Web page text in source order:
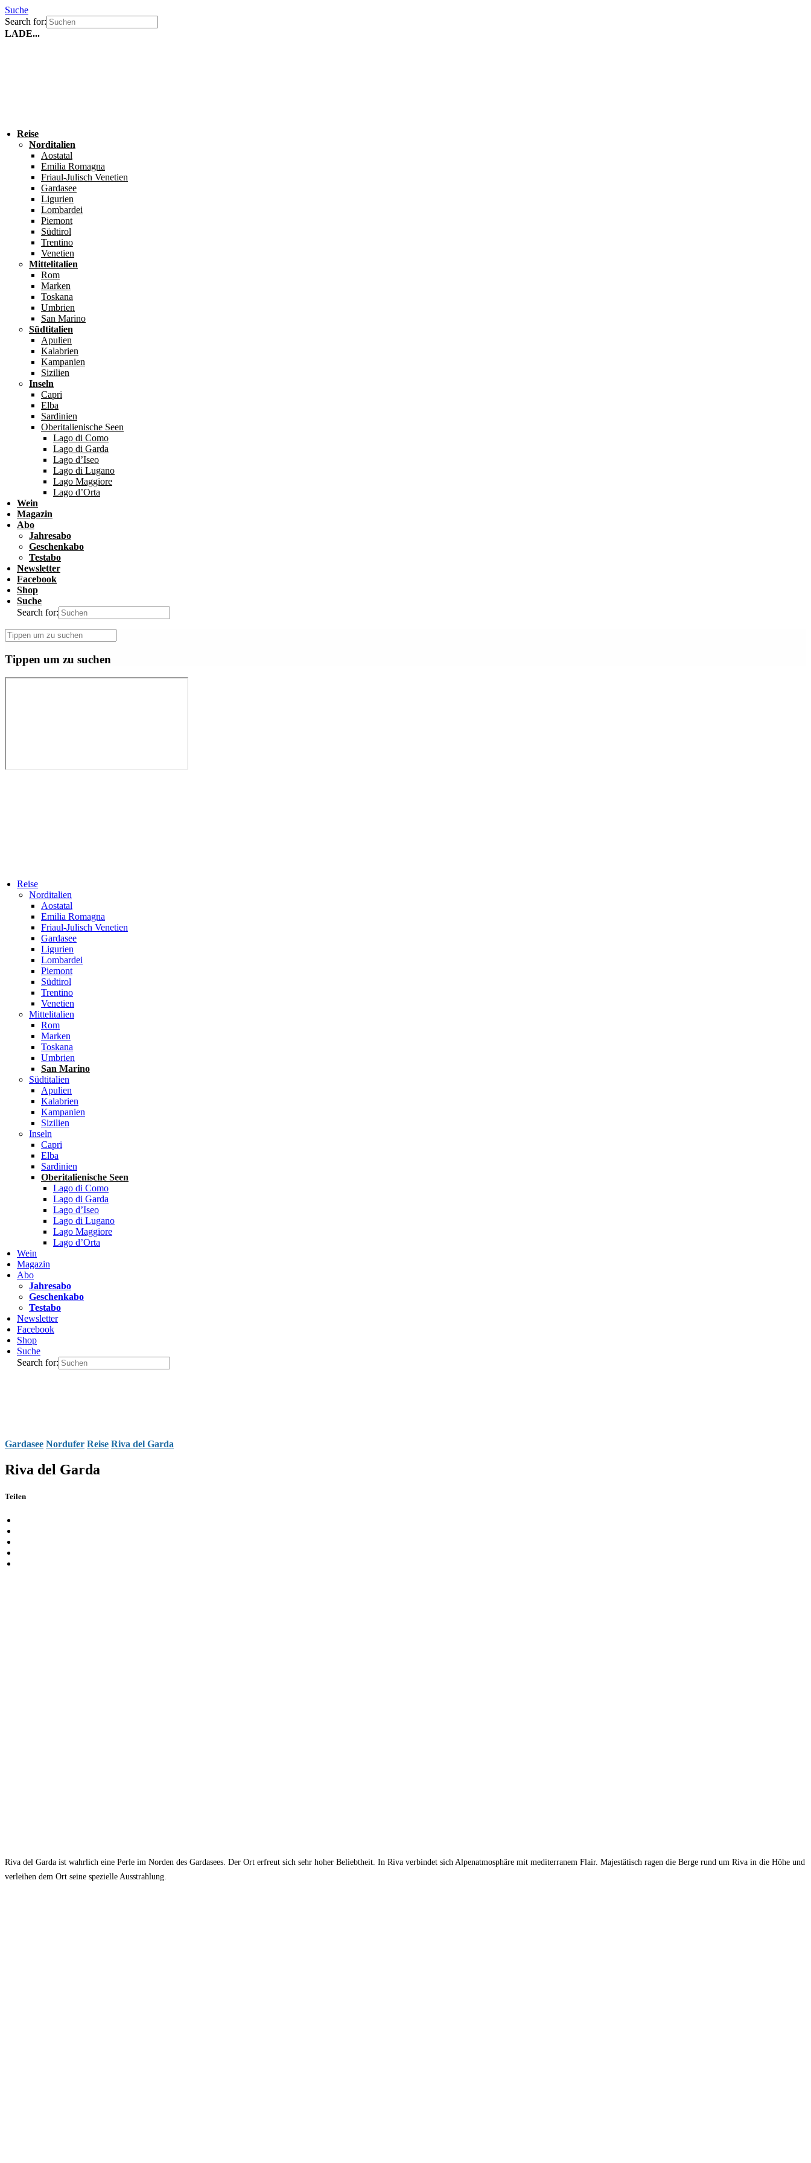
Suche
Search for:
LADE...
Reise
Norditalien
Aostatal
Emilia Romagna
Friaul-Julisch Venetien
Gardasee
Ligurien
Lombardei
Piemont
Südtirol
Trentino
Venetien
Mittelitalien
Rom
Marken
Toskana
Umbrien
San Marino
Südtitalien
Apulien
Kalabrien
Kampanien
Sizilien
Inseln
Capri
Elba
Sardinien
Oberitalienische Seen
Lago di Como
Lago di Garda
Lago d’Iseo
Lago di Lugano
Lago Maggiore
Lago d’Orta
Wein
Magazin
Abo
Jahresabo
Geschenkabo
Testabo
Newsletter
Facebook
Shop
Suche
Search for:
Tippen um zu suchen
Reise
Norditalien
Aostatal
Emilia Romagna
Friaul-Julisch Venetien
Gardasee
Ligurien
Lombardei
Piemont
Südtirol
Trentino
Venetien
Mittelitalien
Rom
Marken
Toskana
Umbrien
San Marino
Südtitalien
Apulien
Kalabrien
Kampanien
Sizilien
Inseln
Capri
Elba
Sardinien
Oberitalienische Seen
Lago di Como
Lago di Garda
Lago d’Iseo
Lago di Lugano
Lago Maggiore
Lago d’Orta
Wein
Magazin
Abo
Jahresabo
Geschenkabo
Testabo
Newsletter
Facebook
Shop
Suche
Search for:
Gardasee Nordufer Reise Riva del Garda
Riva del Garda
Teilen
Riva del Garda ist wahrlich eine Perle im Norden des Gardasees. Der Ort erfreut sich sehr hoher Beliebtheit. In Riva verbindet sich Alpenatmosphäre mit mediterranem Flair. Majestätisch ragen die Berge rund um Riva in die Höhe und
verleihen dem Ort seine spezielle Ausstrahlung.